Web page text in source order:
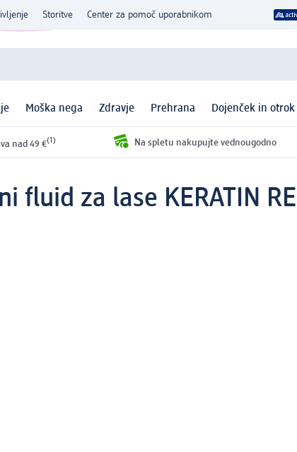
Storitve Center za pomoč uporabnikom
Moška nega Zdravje Prehrana Dojenček in otrok
nad 49 €(1) Na spletu nakupujte vednougodno
fluid za lase KERATIN